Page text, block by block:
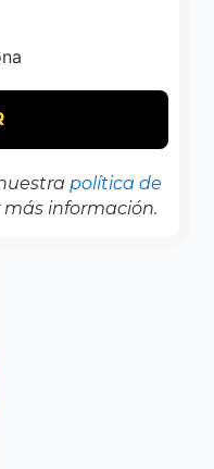
política de
información.